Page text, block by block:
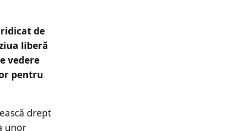
de
liberă
vedere
pentru
drept
unor